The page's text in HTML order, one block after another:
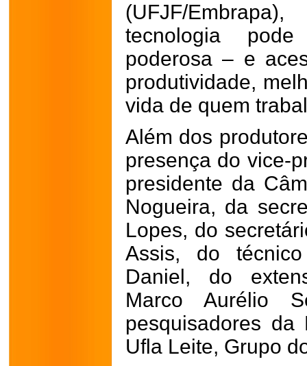
(UFJF/
tecnologia
poderosa – e
produtividade,
vida de quem
Além dos
presença do vice-
presidente da
Nogueira, da
Lopes, do
Assis, do
Daniel, do
Marco Aurélio
pesquisadores
Ufla Leite, Grupo